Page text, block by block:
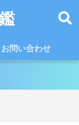
お問い合わせ